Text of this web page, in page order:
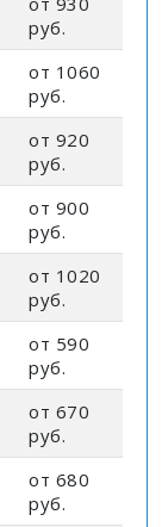
руб.
от 1060
руб.
от 920
руб.
от 900
руб.
от 1020
руб.
от 590
руб.
от 670
руб.
от 680
руб.